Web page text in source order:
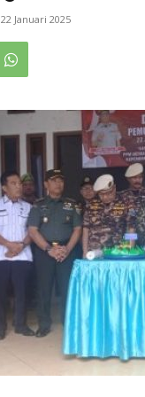
22 Januari 2025